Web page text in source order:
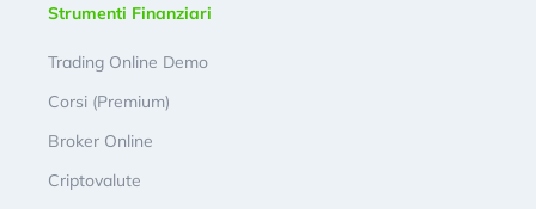
Strumenti Finanziari
Trading Online Demo
Corsi (Premium)
Broker Online
Criptovalute